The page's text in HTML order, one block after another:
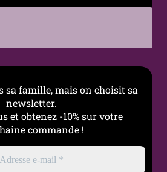
sa famille, mais on choisit sa
newsletter.
et obtenez -10% sur votre
commande !